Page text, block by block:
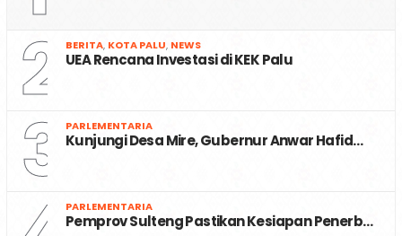
2 BERITA, KOTA PALU, NEWS
UEA Rencana Investasi di KEK Palu
3 PARLEMENTARIA
Kunjungi Desa Mire, Gubernur Anwar Hafid…
PARLEMENTARIA
Pemprov Sulteng Pastikan Kesiapan Penerb…